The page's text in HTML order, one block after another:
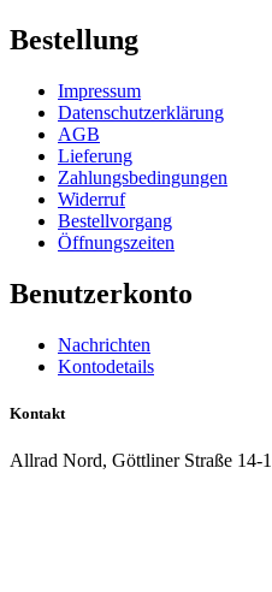
Bestellung
Impressum
Datenschutzerklärung
AGB
Lieferung
Zahlungsbedingungen
Widerruf
Bestellvorgang
Öffnungszeiten
Benutzerkonto
Nachrichten
Kontodetails
Kontakt
Allrad Nord, Göttliner Straße 14-